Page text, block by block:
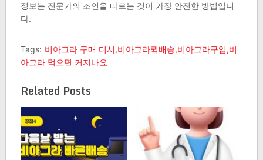
정보는 전문가의 조언을 따르는 것이 가장 안전한 방법입니
다.
Tags: 비아그라 구매 디시,비아그라퀵배송,비아그라구입,비
아그라 먹으면 커지나요
Related Posts